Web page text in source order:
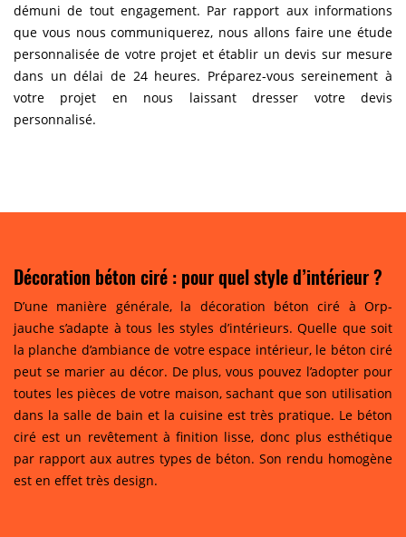
démuni de tout engagement. Par rapport aux informations
que vous nous communiquerez, nous allons faire une étude
personnalisée de votre projet et établir un devis sur mesure
dans un délai de 24 heures. Préparez-vous sereinement à
votre projet en nous laissant dresser votre devis
personnalisé.
Décoration béton ciré : pour quel style d’intérieur ?
D’une manière générale, la décoration béton ciré à Orp-
jauche s’adapte à tous les styles d’intérieurs. Quelle que soit
la planche d’ambiance de votre espace intérieur, le béton ciré
peut se marier au décor. De plus, vous pouvez l’adopter pour
toutes les pièces de votre maison, sachant que son utilisation
dans la salle de bain et la cuisine est très pratique. Le béton
ciré est un revêtement à finition lisse, donc plus esthétique
par rapport aux autres types de béton. Son rendu homogène
est en effet très design.